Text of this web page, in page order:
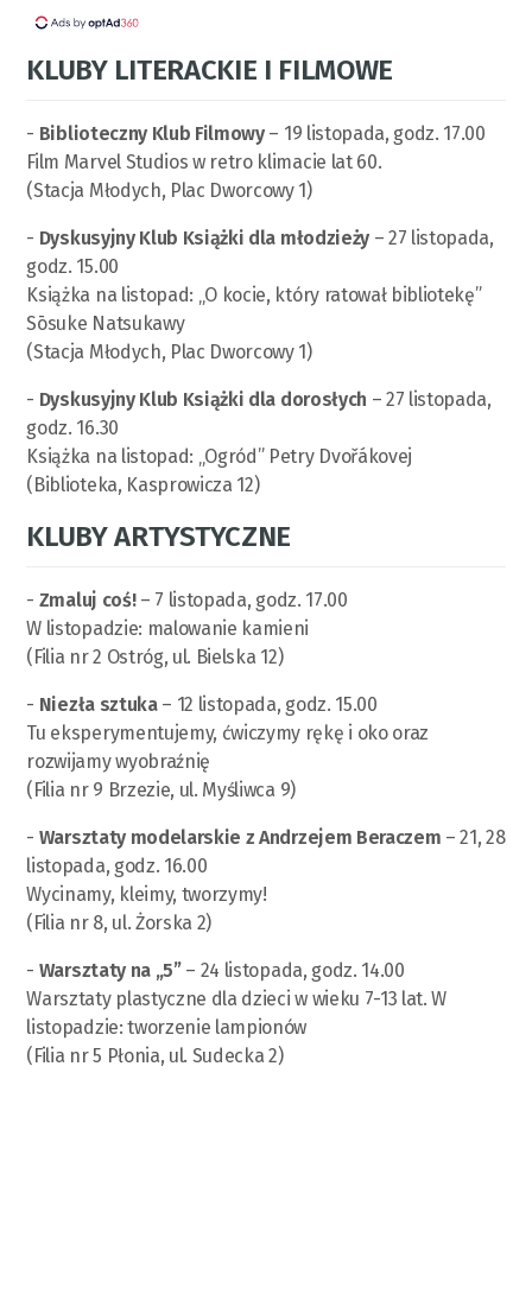
KLUBY LITERACKIE I FILMOWE
- Biblioteczny Klub Filmowy– 19 listopada, godz. 17.00
Film Marvel Studios w retro klimacie lat 60.
(Stacja Młodych, Plac Dworcowy 1)
- Dyskusyjny Klub Książki dla młodzieży– 27 listopada,
godz. 15.00
Książka na listopad: „O kocie, który ratował bibliotekę”
Sōsuke Natsukawy
(Stacja Młodych, Plac Dworcowy 1)
- Dyskusyjny Klub Książki dla dorosłych – 27 listopada,
godz. 16.30
Książka na listopad: „Ogród” Petry Dvořákovej
(Biblioteka, Kasprowicza 12)
KLUBY ARTYSTYCZNE
- Zmaluj coś!– 7 listopada, godz. 17.00
W listopadzie: malowanie kamieni
(Filia nr 2 Ostróg, ul. Bielska 12)
- Niezła sztuka– 12 listopada, godz. 15.00
Tu eksperymentujemy, ćwiczymy rękę i oko oraz
rozwijamy wyobraźnię
(Filia nr 9 Brzezie, ul. Myśliwca 9)
- Warsztaty modelarskie z Andrzejem Beraczem – 21, 28
listopada, godz. 16.00
Wycinamy, kleimy, tworzymy!
(Filia nr 8, ul. Żorska 2)
- Warsztaty na „5”– 24 listopada, godz. 14.00
Warsztaty plastyczne dla dzieci w wieku 7-13 lat. W
listopadzie: tworzenie lampionów
(Filia nr 5 Płonia, ul. Sudecka 2)